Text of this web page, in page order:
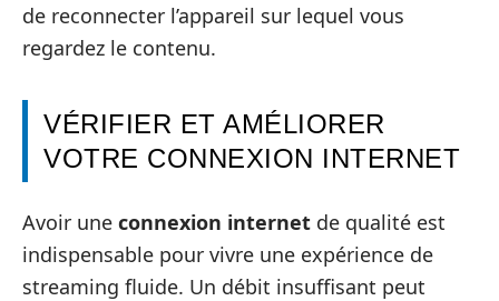
de reconnecter l’appareil sur lequel vous
regardez le contenu.
VÉRIFIER ET AMÉLIORER
VOTRE CONNEXION INTERNET
Avoir une connexion internet de qualité est
indispensable pour vivre une expérience de
streaming fluide. Un débit insuffisant peut